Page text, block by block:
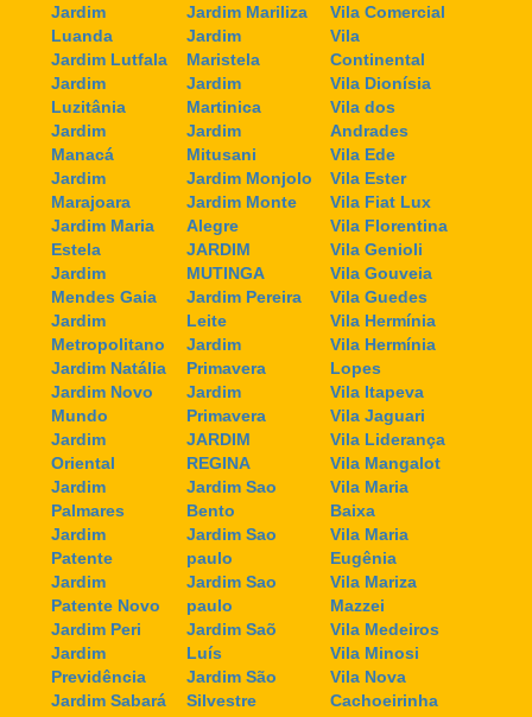
Jardim
Luanda
Jardim Lutfala
Jardim
Luzitânia
Jardim
Manacá
Jardim
Marajoara
Jardim Maria
Estela
Jardim
Mendes Gaia
Jardim
Metropolitano
Jardim Natália
Jardim Novo
Mundo
Jardim
Oriental
Jardim
Palmares
Jardim
Patente
Jardim
Patente Novo
Jardim Peri
Jardim
Previdência
Jardim Sabará
Jardim Mariliza
Jardim
Maristela
Jardim
Martinica
Jardim
Mitusani
Jardim Monjolo
Jardim Monte
Alegre
JARDIM
MUTINGA
Jardim Pereira
Leite
Jardim
Primavera
Jardim
Primavera
JARDIM
REGINA
Jardim Sao
Bento
Jardim Sao
paulo
Jardim Sao
paulo
Jardim Saõ
Luís
Jardim São
Silvestre
Vila Comercial
Vila
Continental
Vila Dionísia
Vila dos
Andrades
Vila Ede
Vila Ester
Vila Fiat Lux
Vila Florentina
Vila Genioli
Vila Gouveia
Vila Guedes
Vila Hermínia
Vila Hermínia
Lopes
Vila Itapeva
Vila Jaguari
Vila Liderança
Vila Mangalot
Vila Maria
Baixa
Vila Maria
Eugênia
Vila Mariza
Mazzei
Vila Medeiros
Vila Minosi
Vila Nova
Cachoeirinha